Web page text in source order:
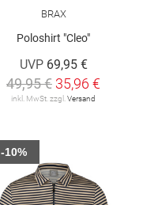
BRAX
Poloshirt "Cleo"
UVP 69,95 €
49,95 € 35,96 €
inkl. MwSt. zzgl. Versand
-10%